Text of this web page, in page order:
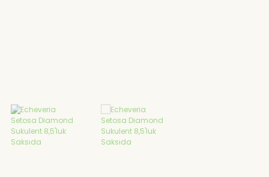
Kereviz Fidesi